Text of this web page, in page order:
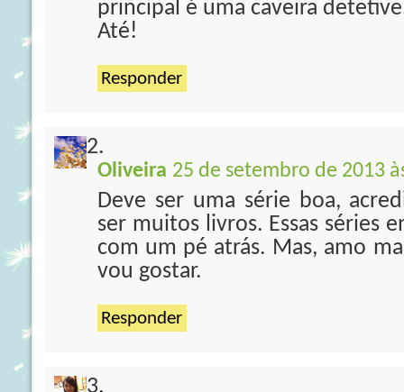
principal é uma caveira
Até!
Responder
Oliveira 25 de setembro de 2013
Deve ser uma série boa,
ser muitos livros. Essas séries
com um pé atrás. Mas, amo
vou gostar.
Responder